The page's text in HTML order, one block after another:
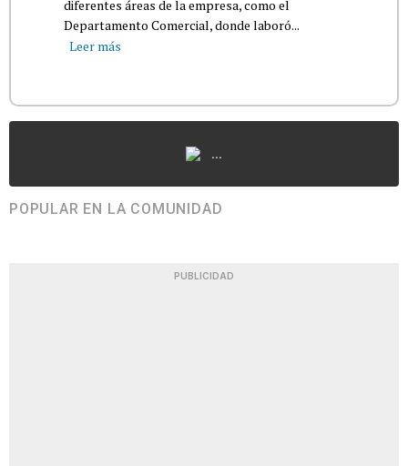
diferentes áreas de la empresa, como el
Departamento Comercial, donde laboró...
Leer más
...
POPULAR EN LA COMUNIDAD
PUBLICIDAD